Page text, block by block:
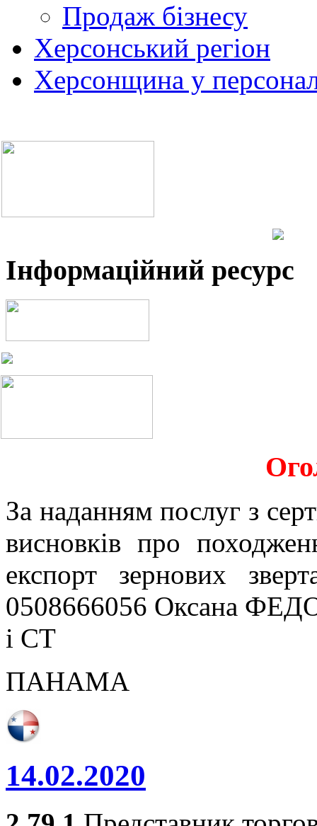
Продаж бізнесу
Херсонський регіон
Херсонщина у
Інформаційний ресурс
За наданням послуг з
висновків про
експорт зернових
0508666056 Оксана
і СТ
ПАНАМА
14.02.2020